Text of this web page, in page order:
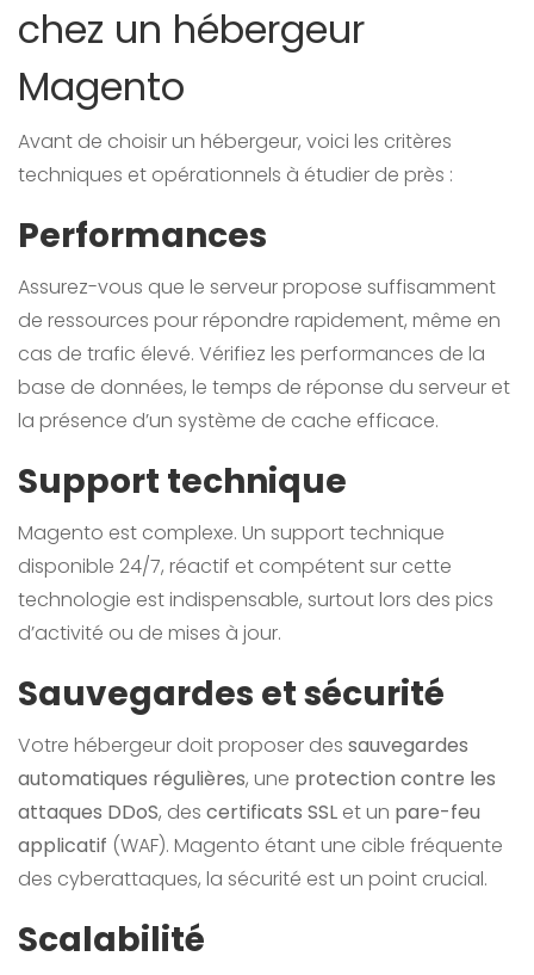
chez un hébergeur
Magento
Avant de choisir un hébergeur, voici les critères
techniques et opérationnels à étudier de près :
Performances
Assurez-vous que le serveur propose suffisamment
de ressources pour répondre rapidement, même en
cas de trafic élevé. Vérifiez les performances de la
base de données, le temps de réponse du serveur et
la présence d’un système de cache efficace.
Support technique
Magento est complexe. Un support technique
disponible 24/7, réactif et compétent sur cette
technologie est indispensable, surtout lors des pics
d’activité ou de mises à jour.
Sauvegardes et sécurité
Votre hébergeur doit proposer des sauvegardes
automatiques régulières, une protection contre les
attaques DDoS, des certificats SSL et un pare-feu
applicatif (WAF). Magento étant une cible fréquente
des cyberattaques, la sécurité est un point crucial.
Scalabilité